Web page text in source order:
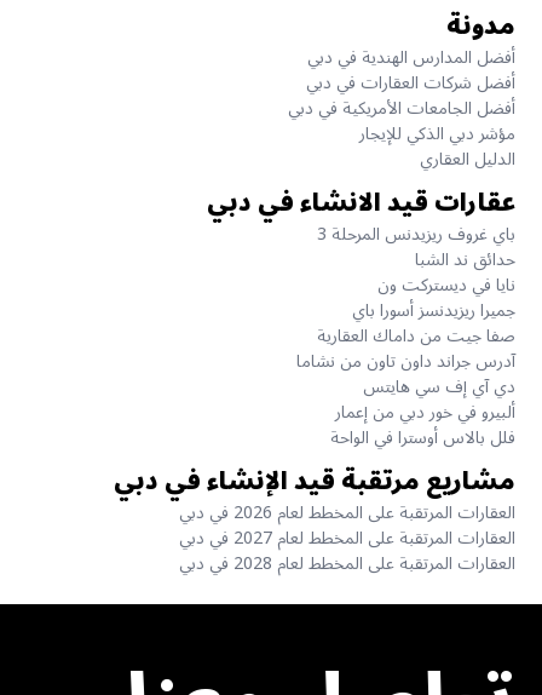
مدونة
أفضل المدارس الهندية في دبي
أفضل شركات العقارات في دبي
أفضل الجامعات الأمريكية في دبي
مؤشر دبي الذكي للإيجار
الدليل العقاري
عقارات قيد الانشاء في دبي
باي غروف ريزيدنس المرحلة 3
حدائق ند الشبا
نايا في ديستركت ون
جميرا ريزيدنسز أسورا باي
صفا جيت من داماك العقارية
آدرس جراند داون تاون من نشاما
دي آي إف سي هايتس
ألبيرو في خور دبي من إعمار
فلل بالاس أوسترا في الواحة
مشاريع مرتقبة قيد الإنشاء في دبي
العقارات المرتقبة على المخطط لعام 2026 في دبي
العقارات المرتقبة على المخطط لعام 2027 في دبي
العقارات المرتقبة على المخطط لعام 2028 في دبي